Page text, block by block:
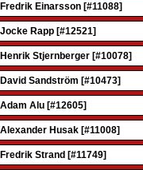
Fredrik Einarsson [#11088]
Jocke Rapp [#12521]
Henrik Stjernberger [#10078]
David Sandström [#10473]
Adam Alu [#12605]
Alexander Husak [#11008]
Fredrik Strand [#11749]